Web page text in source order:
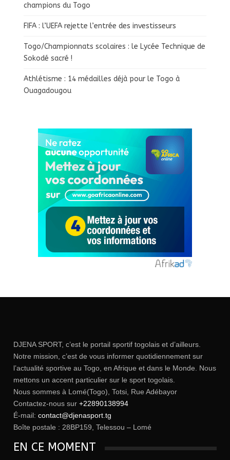
champions du Togo
FIFA : l’UEFA rejette l’entrée des investisseurs
Togo/Championnats scolaires : le Lycée Technique de
Sokodé sacré !
Athlétisme : 14 médailles déjà pour le Togo à
Ouagadougou
DJENA SPORT, c’est le portail sportif togolais et d’ailleurs.
Notre mission, c’est de vous informer quotidiennement sur
l’actualité sportive au Togo, en Afrique et dans le Monde. Nous
mettons un accent particulier sur le sport togolais.
Nous sommes à Lomé(Togo), Totsi, Rue Adébayor
Contactez-nous sur +22890138994
É-mail: contact@djenasport.tg
Boîte postale : 28BP159, Telessou – Lomé
EN CE MOMENT